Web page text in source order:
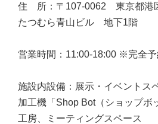
住 所：〒107‐0062 東京都港
たつむら青山ビル 地下1階
営業時間：11:00-18:00 ※完全予
施設内設備：展示・イベントス
加工機「Shop Bot（ショップボ
工房、ミーティングスペース